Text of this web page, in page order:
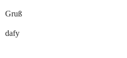
Gruß
dafy